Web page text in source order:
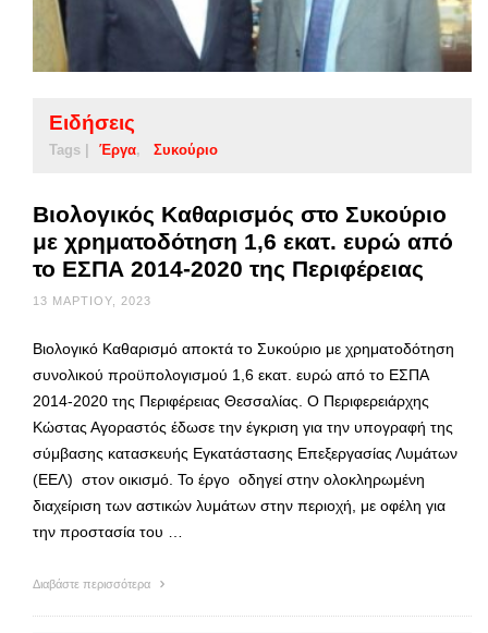
Ειδήσεις
Tags | Έργα Συκούριο
Βιολογικός Καθαρισμός στο Συκούριο
με χρηματοδότηση 1,6 εκατ. ευρώ από
το ΕΣΠΑ 2014-2020 της Περιφέρειας
13 ΜΑΡΤΊΟΥ, 2023
Βιολογικό Καθαρισμό αποκτά το Συκούριο με χρηματοδότηση
συνολικού προϋπολογισμού 1,6 εκατ. ευρώ από το ΕΣΠΑ
2014-2020 της Περιφέρειας Θεσσαλίας. Ο Περιφερειάρχης
Κώστας Αγοραστός έδωσε την έγκριση για την υπογραφή της
σύμβασης κατασκευής Εγκατάστασης Επεξεργασίας Λυμάτων
(ΕΕΛ) στον οικισμό. Το έργο οδηγεί στην ολοκληρωμένη
διαχείριση των αστικών λυμάτων στην περιοχή, με οφέλη για
την προστασία του …
Διαβάστε περισσότερα